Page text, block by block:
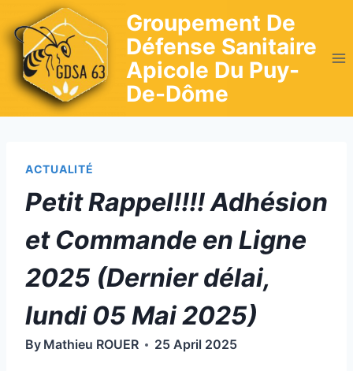
to
content
Groupement De
Défense Sanitaire
Apicole Du Puy-
De-Dôme
ACTUALITÉ
Petit Rappel!!!! Adhésion
et Commande en Ligne
2025 (Dernier délai,
lundi 05 Mai 2025)
By Mathieu ROUER 25 April 2025